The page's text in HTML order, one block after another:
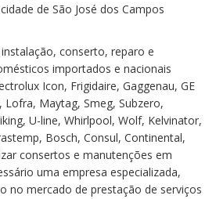
de São José dos Campos
conserto, reparo e
importados e nacionais
Icon, Frigidaire, Gaggenau, GE
Lofra, Maytag, Smeg, Subzero,
U-line, Whirlpool, Wolf, Kelvinator,
Bosch, Consul, Continental,
consertos e manutenções em
uma empresa especializada,
no mercado de prestação de serviços